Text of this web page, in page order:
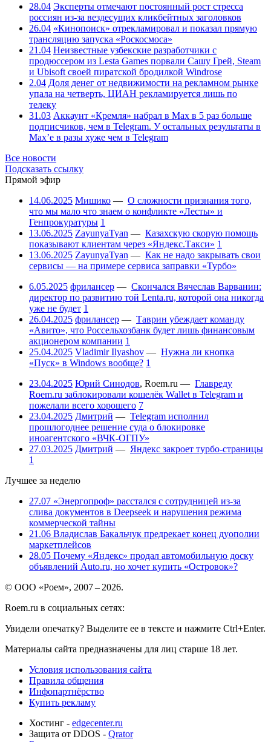
28.04 Эксперты отмечают постоянный рост стресса
россиян из-за вездесущих кликбейтных заголовков
26.04 «Кинопоиск» отрекламировал и показал прямую
трансляцию запуска «Роскосмоса»
21.04 Неизвестные узбекские разработчики с
продюссером из Lesta Games порвали Сашу Грей, Steam
и Ubisoft своей пиратской бродилкой Windrose
2.04 Доля денег от недвижимости на рекламном рынке
упала на четверть, ЦИАН рекламируется лишь по
телеку
31.03 Аккаунт «Кремля» набрал в Max в 5 раз больше
подписчиков, чем в Telegram. У остальных результаты в
Max’е в разы хуже чем в Telegram
Все новости
Подсказать ссылку
Прямой эфир
14.06.2025 Мишико — О сложности признания того,
что мы мало что знаем о конфликте «Лесты» и
Генпрокуратуры 1
13.06.2025 ZayunyaTyan — Казахскую скорую помощь
показывают клиентам через «Яндекс.Такси» 1
13.06.2025 ZayunyaTyan — Как не надо закрывать свои
сервисы — на примере сервиса заправки «Турбо»
6.05.2025 фрилансер — Скончался Вячеслав Варванин:
директор по развитию той Lenta.ru, которой она никогда
уже не будет 1
26.04.2025 фрилансер — Таврин убеждает команду
«Авито», что Россельхозбанк будет лишь финансовым
акционером компании 1
25.04.2025 Vladimir Ilyashov — Нужна ли кнопка
«Пуск» в Windows вообще? 1
23.04.2025 Юрий Синодов, Roem.ru — Главреду
Roem.ru заблокировали кошелёк Wallet в Telegram и
пожелали всего хорошего 7
23.04.2025 Дмитрий — Telegram исполнил
прошлогоднее решение суда о блокировке
иноагентского «ВЧК-ОГПУ»
27.03.2025 Дмитрий — Яндекс закроет турбо-страницы
1
Лучшее за неделю
27.07 «Энергопроф» расстался с сотрудницей из-за
слива документов в Deepseek и нарушения режима
коммерческой тайны
21.06 Владислав Бакальчук предрекает конец дуополии
маркетплейсов
28.05 Почему «Яндекс» продал автомобильную доску
объявлений Auto.ru, но хочет купить «Островок»?
© ООО «Роем», 2007 – 2026.
Roem.ru в социальных сетях:
Увидели опечатку? Выделите ее в тексте и нажмите Ctrl+Enter.
Материалы сайта предназначены для лиц старше 18 лет.
Условия использования сайта
Правила общения
Инфопартнёрство
Купить рекламу
Хостинг - edgecenter.ru
Защита от DDOS - Qrator